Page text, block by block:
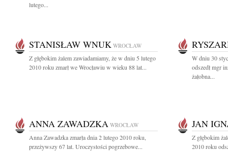
lutego...
STANISŁAW WNUK WROCŁAW
Z głębokim żalem zawiadamiamy, że w dniu 5 lutego
2010 roku zmarł we Wrocławiu w wieku 88 lat...
W dniu 30
odszedł mgr
żałobna...
ANNA ZAWADZKA WROCŁAW
Anna Zawadzka zmarła dnia 2 lutego 2010 roku,
przeżywszy 67 lat. Uroczystości pogrzebowe...
JAN
Z głębokim
2010 roku